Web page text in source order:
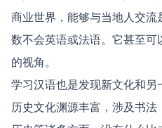
商业世界，能够与当地人交
数不会英语或法语。它甚至
的视角。
学习汉语也是发现新文化和
历史文化渊源丰富，涉及书法